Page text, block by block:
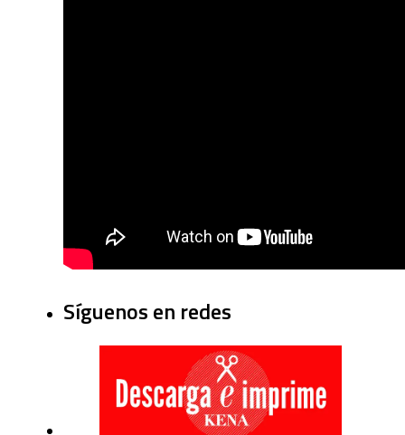
Síguenos en redes